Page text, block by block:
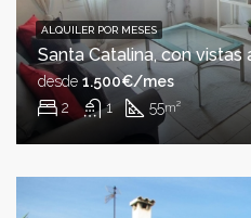
Santa Catalina, con
2 1 55m²
desde 1.500€/mes
ALQUILER POR MESES